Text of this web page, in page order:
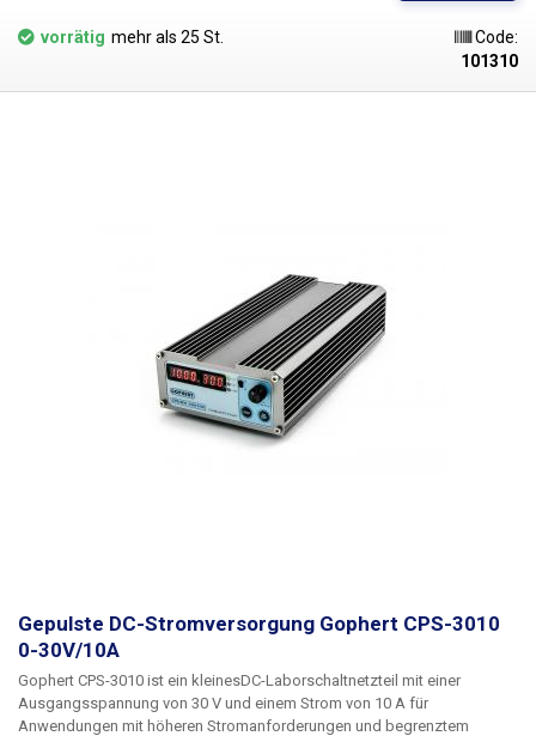
vorrätig mehr als 25 St.
Code:
101310
Gepulste DC-Stromversorgung Gophert CPS-3010
0-30V/10A
Gophert CPS-3010 ist ein kleinesDC-Laborschaltnetzteil mit einer
Ausgangsspannung von 30 V und einem Strom von 10 A für
Anwendungen mit höheren Stromanforderungen und begrenztem